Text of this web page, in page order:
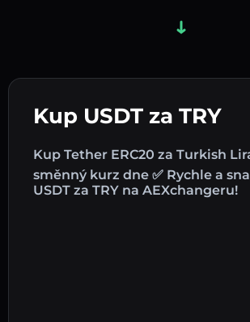
Kup USDT za TRY
Kup Tether ERC20 za Turkish
směnný kurz dne ✅ Rychle a
USDT za TRY na AEXchangeru!